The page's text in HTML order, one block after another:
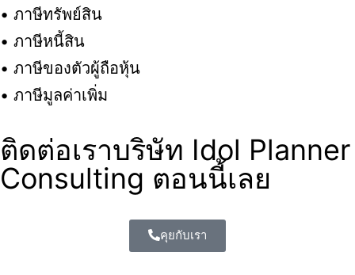
• ภาษีทรัพย์สิน
• ภาษีหนี้สิน
• ภาษีของตัวผู้ถือหุ้น
• ภาษีมูลค่าเพิ่ม
ติดต่อเราบริษัท Idol Planner
Consulting ตอนนี้เลย
คุยกับเรา